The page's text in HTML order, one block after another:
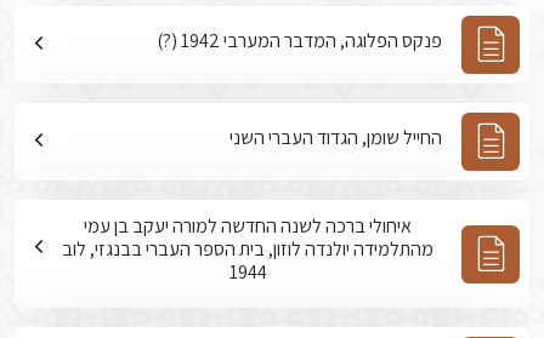
פנקס הפלוגה, המדבר המערבי 1942 (?)
החייל שומן, הגדוד העברי השני
איחולי ברכה לשנה החדשה למורה יעקב בן עמי
מהתלמידה יולנדה לוזון, בית הספר העברי בבנגזי, לוב
1944